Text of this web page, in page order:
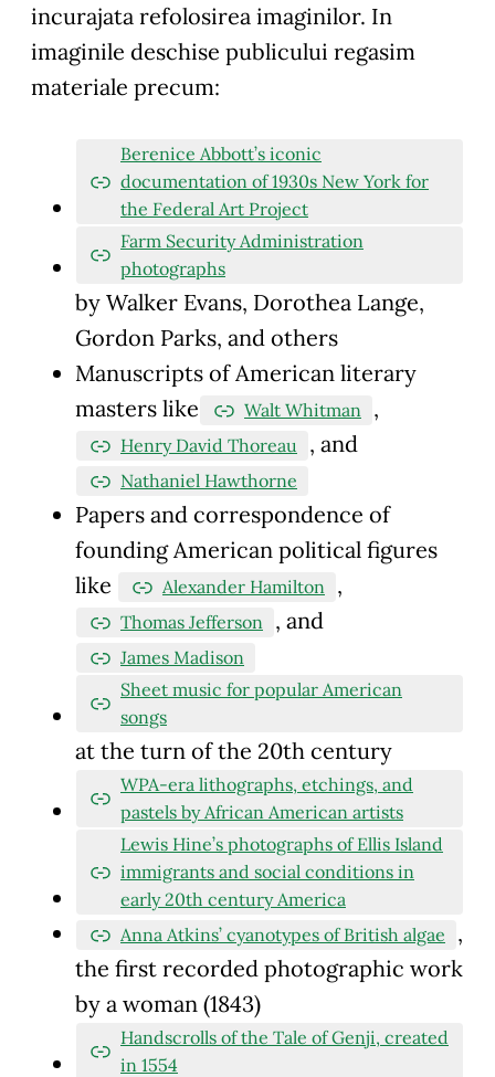
incurajata refolosirea imaginilor. In
imaginile deschise publicului regasim
materiale precum:
Berenice Abbott’s iconic
documentation of 1930s New York for
the Federal Art Project
Farm Security Administration
photographs
by Walker Evans, Dorothea Lange,
Gordon Parks, and others
Manuscripts of American literary
masters like
Walt Whitman ,
Henry David Thoreau , and
Nathaniel Hawthorne
Papers and correspondence of
founding American political figures
like
Alexander Hamilton ,
Thomas Jefferson , and
James Madison
Sheet music for popular American
songs
at the turn of the 20th century
WPA-era lithographs, etchings, and
pastels by African American artists
Lewis Hine’s photographs of Ellis Island
immigrants and social conditions in
early 20th century America
Anna Atkins’ cyanotypes of British algae
,
the first recorded photographic work
by a woman (1843)
Handscrolls of the Tale of Genji, created
in 1554